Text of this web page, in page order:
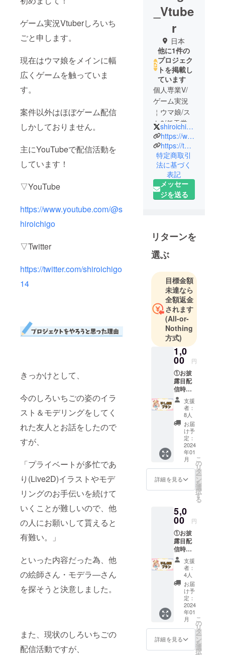
ゲーム実況Vtuberしろいち
ごと申します。
現在はウマ娘をメインに幅
広くゲームを触っていま
す。
案件以外はほぼゲーム配信
しかしておりません。
主にYouTubeで配信活動を
しています！
▽YouTube
https://www.youtube.com/@s
hiroichigo
▽Twitter
https://twitter.com/shiroichigo
14
きっかけとして、
今のしろいちごの姿のイラ
スト＆モデリングをしてく
れた友人とお話をしたので
すが、
「プライベートが多忙であ
り(Live2D)イラストやモデ
リングのお手伝いを続けて
いくことが難しいので、他
の人にお願いして貰えると
有難い。」
といった内容だった為、他
の絵師さん・モデラ―さん
を探そうと決意しました。
また、現状のしろいちごの
配信活動ですが、
_Vtube
r
日本
他に1件の
プロジェク
トを掲載し
ています
個人専業V/
ゲーム実況
￤ウマ娘/ス
ト6/任天堂
etc
炸裂！あま
びえ姫。 / 声
優あわび役
プロフ/各種
リンク/実績/
規約
shiroichigo14
https://www.youtube.com/@shiroichigo
https://twitter.com/shiroichigo14
特定商取引
法に基づく
表記
メッセー
ジを送る
リターンを
選ぶ
目標金額
未達なら
全額返金
されます
(All-or-
Nothing
方式)
1,0
00 円
①お披
露目配
信時に
クレ
ジット
表記 ク
レジッ
ト掲載
時に載
せるお
名前
を、ご
支援時
に必ず
備考欄
から教
ださ
い。 ・
お礼
メッ
セージ
（デジ
タル）×
１ メー
ルで送
りま
す。
支援
者：
8人
お届
け予
定：
2024
年01
月
詳細を見る
こ
の
リ
タ
ー
ン
を
選
択
す
る
5,0
00 円
①お披
露目配
信時に
クレ
ジット
表記 ク
レジッ
ト掲載
時に載
せるお
名前
を、ご
支援時
に必ず
備考欄
支援
者：
4人
お届
け予
定：
2024
年01
月
詳細を見る
こ
の
リ
タ
ー
ン
を
選
択